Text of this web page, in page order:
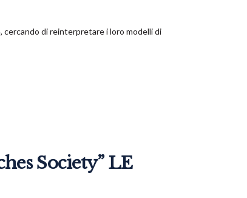
cercando di reinterpretare i loro modelli di
Society” LE